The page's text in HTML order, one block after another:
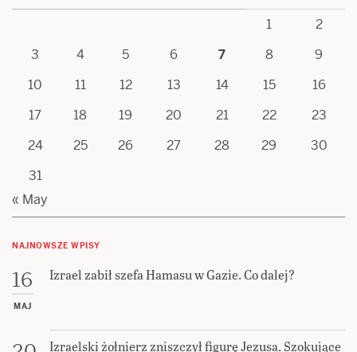
1
2
3
4 5 6 7 8
9
10
11 12 13 14 15
16
17
18 19 20 21 22
23
24
25 26 27 28 29
30
31
« May
NAJNOWSZE WPISY
16
MAJ
Izrael zabił szefa Hamasu w Gazie. Co dalej?
Izraelski żołnierz zniszczył figurę Jezusa. Szokujące